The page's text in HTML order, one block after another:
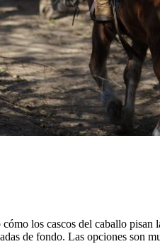
los cascos del caballo
de fondo. Las opciones son